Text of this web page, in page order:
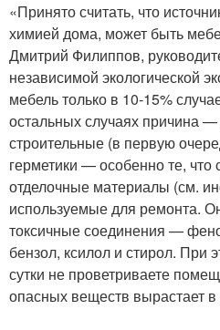
«Принято считать, что
химией дома, может быть
Дмитрий Филиппов,
независимой экологической
мебель только в 10-15%
остальных случаях причина
строительные (в первую
герметики — особенно те, что
отделочные материалы (см.
используемые для ремонта.
токсичные соединения —
бензол, ксилол и стирол. При
сутки не проветриваете
опасных веществ вырастает в